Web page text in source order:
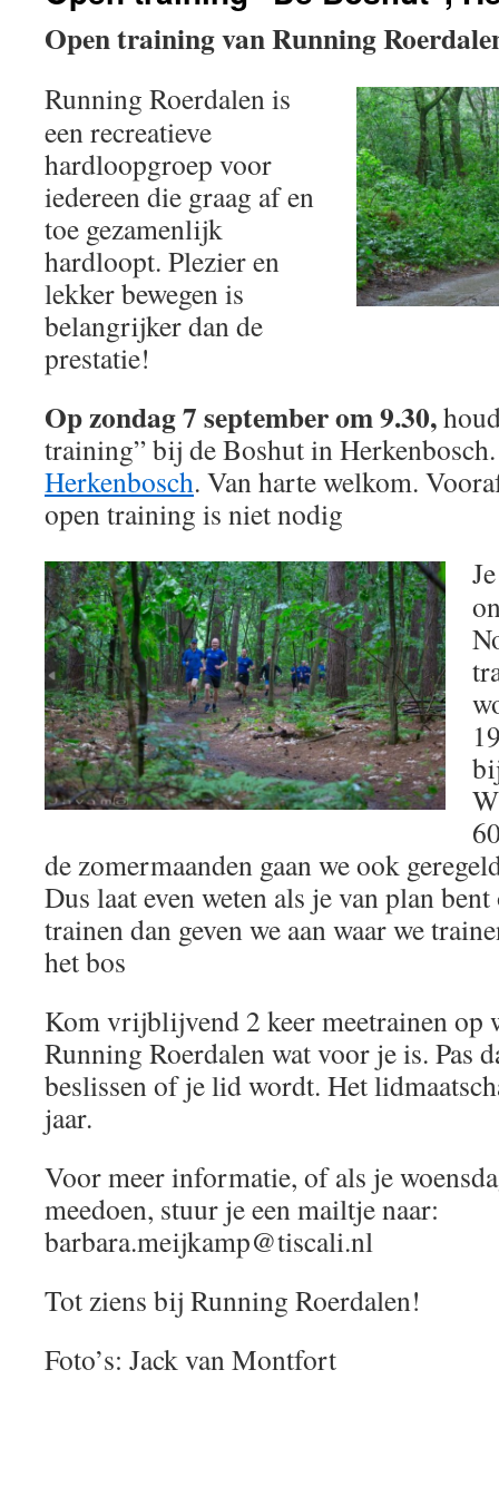
Open training van Running
Running Roerdalen is
een recreatieve
hardloopgroep voor
iedereen die graag af en
toe gezamenlijk
hardloopt. Plezier en
lekker bewegen is
belangrijker dan de
prestatie!
Op zondag 7 september om 9.30,
training” bij de Boshut in
Herkenbosch. Van harte welkom.
open training is niet nodig
de zomermaanden gaan we ook
Dus laat even weten als je van plan
trainen dan geven we aan waar we
het bos
Kom vrijblijvend 2 keer meetrainen op
Running Roerdalen wat voor je is. Pas
beslissen of je lid wordt. Het
jaar.
Voor meer informatie, of als je
meedoen, stuur je een mailtje naar:
barbara.meijkamp@tiscali.nl
Tot ziens bij Running Roerdalen!
Foto’s: Jack van Montfort